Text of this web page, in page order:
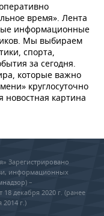
время». Лента
информационные
Мы выбираем
спорта,
за сегодня.
которые важно
круглосуточно
новостная картина
Зарегистрировано
информационных
–
декабря 2020 г. (ранее
2014 г.)